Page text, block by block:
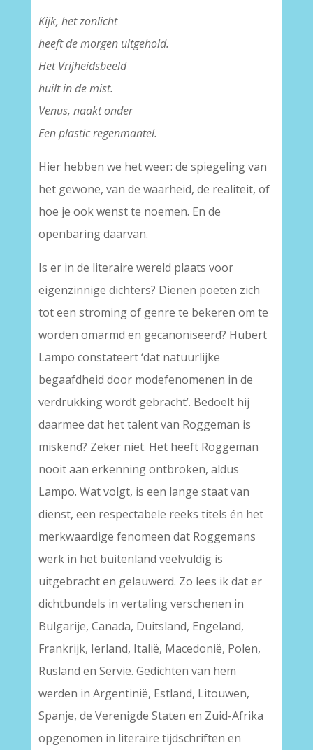
Kijk, het zonlicht
heeft de morgen uitgehold.
Het Vrijheidsbeeld
huilt in de mist.
Venus, naakt onder
Een plastic regenmantel.
Hier hebben we het weer: de spiegeling van
het gewone, van de waarheid, de realiteit, of
hoe je ook wenst te noemen. En de
openbaring daarvan.
Is er in de literaire wereld plaats voor
eigenzinnige dichters? Dienen poëten zich
tot een stroming of genre te bekeren om te
worden omarmd en gecanoniseerd? Hubert
Lampo constateert ‘dat natuurlijke
begaafdheid door modefenomenen in de
verdrukking wordt gebracht’. Bedoelt hij
daarmee dat het talent van Roggeman is
miskend? Zeker niet. Het heeft Roggeman
nooit aan erkenning ontbroken, aldus
Lampo. Wat volgt, is een lange staat van
dienst, een respectabele reeks titels én het
merkwaardige fenomeen dat Roggemans
werk in het buitenland veelvuldig is
uitgebracht en gelauwerd. Zo lees ik dat er
dichtbundels in vertaling verschenen in
Bulgarije, Canada, Duitsland, Engeland,
Frankrijk, Ierland, Italië, Macedonië, Polen,
Rusland en Servië. Gedichten van hem
werden in Argentinië, Estland, Litouwen,
Spanje, de Verenigde Staten en Zuid-Afrika
opgenomen in literaire tijdschriften en